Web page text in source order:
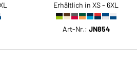
Erhältlich in XS - 6XL
Art-Nr.: JN854